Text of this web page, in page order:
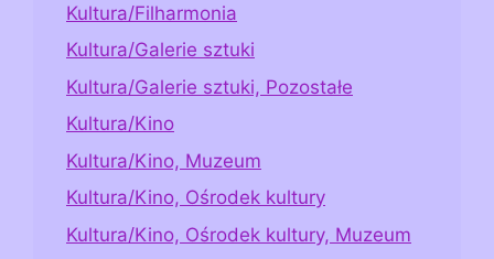
Kultura/Filharmonia
Kultura/Galerie sztuki
Kultura/Galerie sztuki, Pozostałe
Kultura/Kino
Kultura/Kino, Muzeum
Kultura/Kino, Ośrodek kultury
Kultura/Kino, Ośrodek kultury, Muzeum